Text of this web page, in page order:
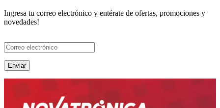
Ingresa tu correo electrónico y entérate de ofertas, promociones y
novedades!